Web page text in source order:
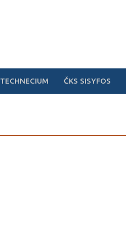
TECHNECIUM ČKS SISYFOS